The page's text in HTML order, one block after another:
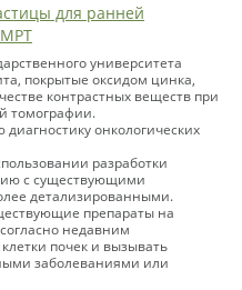
для ранней
университета
покрытые оксидом цинка,
контрастных веществ при
томографии.
онкологических
разработки
с существующими
детализированными.
препараты на
недавним
почек и вызывать
заболеваниями или